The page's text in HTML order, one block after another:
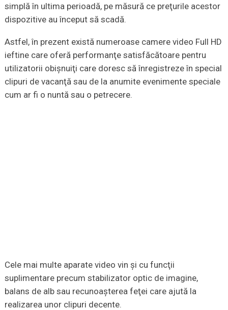
simplă în ultima perioadă, pe măsură ce preţurile acestor
dispozitive au început să scadă.
Astfel, în prezent există numeroase camere video Full HD
ieftine care oferă performanţe satisfăcătoare pentru
utilizatorii obişnuiţi care doresc să înregistreze în special
clipuri de vacanţă sau de la anumite evenimente speciale
cum ar fi o nuntă sau o petrecere.
Cele mai multe aparate video vin şi cu funcţii
suplimentare precum stabilizator optic de imagine,
balans de alb sau recunoaşterea feţei care ajută la
realizarea unor clipuri decente.